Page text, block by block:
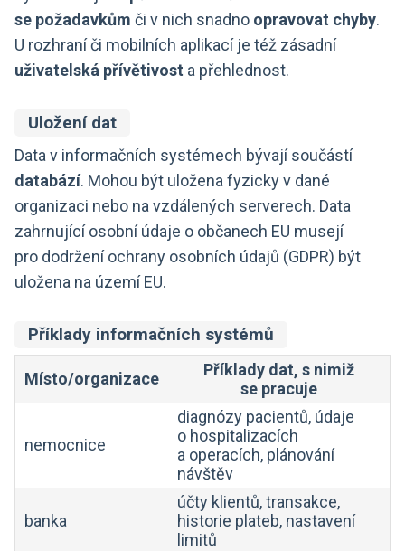
se požadavkům či v nich snadno opravovat chyby.
U rozhraní či mobilních aplikací je též zásadní
uživatelská přívětivost a přehlednost.
Uložení dat
Data v informačních systémech bývají součástí
databází. Mohou být uložena fyzicky v dané
organizaci nebo na vzdálených serverech. Data
zahrnující osobní údaje o občanech EU musejí
pro dodržení ochrany osobních údajů (GDPR) být
uložena na území EU.
Příklady informačních systémů
Místo/organizace
Příklady dat, s nimiž
se pracuje
nemocnice
diagnózy pacientů, údaje
o hospitalizacích
a operacích, plánování
návštěv
banka
účty klientů, transakce,
historie plateb, nastavení
limitů